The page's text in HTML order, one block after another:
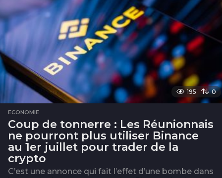
195 0
ECONOMIE
Coup de tonnerre : Les Réunionnais
ne pourront plus utiliser Binance
au 1er juillet pour trader de la
crypto
C’est une annonce qui fait l’effet d’une bombe dans